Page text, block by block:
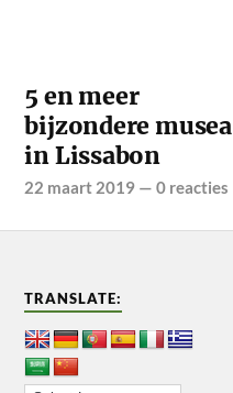
5 en meer
bijzondere musea
in Lissabon
22 maart 2019 —0 reacties
TRANSLATE: